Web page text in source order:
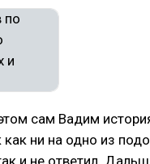
сам Вадим
как ни на одно из
и не ответил.